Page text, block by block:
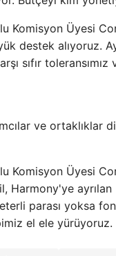
Komisyon Üyesi
destek alıyoruz.
sıfır
ve ortaklıklar
Komisyon Üyesi
Harmony'ye
parası yoksa
el ele yürüyoruz.